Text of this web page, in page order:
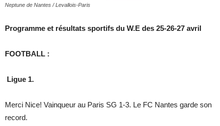
Neptune de Nantes / Levallois-Paris
Programme et résultats sportifs du W.E des 25-26-27 avril
FOOTBALL :
Ligue 1.
Merci Nice! Vainqueur au Paris SG 1-3. Le FC Nantes garde son
record.